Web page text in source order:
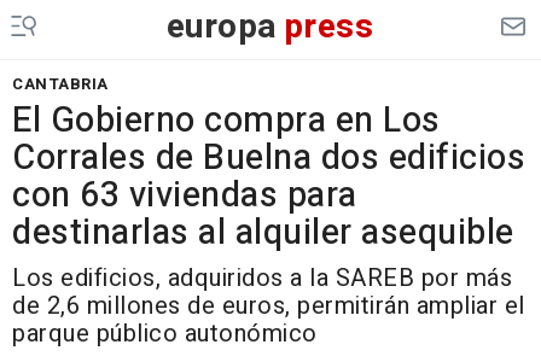
europa press
CANTABRIA
El Gobierno compra en Los
Corrales de Buelna dos edificios
con 63 viviendas para
destinarlas al alquiler asequible
Los edificios, adquiridos a la SAREB por más
de 2,6 millones de euros, permitirán ampliar el
parque público autonómico